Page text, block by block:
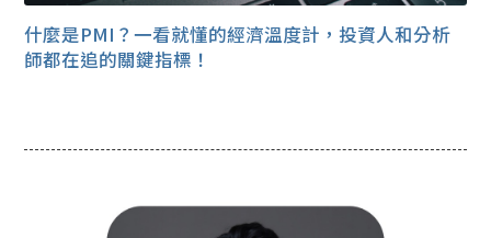
什麼是PMI？一看就懂的經濟溫度計，投資人和分析
師都在追的關鍵指標！